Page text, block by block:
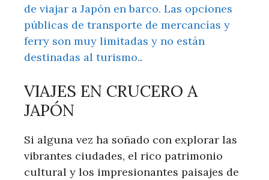
de viajar a Japón en barco. Las opciones
públicas de transporte de mercancías y
ferry son muy limitadas y no están
destinadas al turismo..
VIAJES EN CRUCERO A
JAPÓN
Si alguna vez ha soñado con explorar las
vibrantes ciudades, el rico patrimonio
cultural y los impresionantes paisajes de